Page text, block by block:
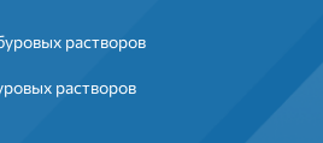
растворов
растворов